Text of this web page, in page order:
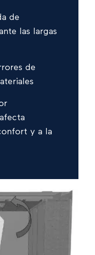
de
las largas
de
y a la